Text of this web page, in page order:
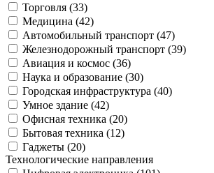
Торговля (33)
Медицина (42)
Автомобильный транспорт (47)
Железнодорожный транспорт (39)
Авиация и космос (36)
Наука и образование (30)
Городская инфраструктура (40)
Умное здание (42)
Офисная техника (20)
Бытовая техника (12)
Гаджеты (20)
Технологические направления